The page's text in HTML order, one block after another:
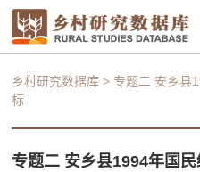
乡村研究数据库 >专题二 安乡县
标
专题二 安乡县1994年国